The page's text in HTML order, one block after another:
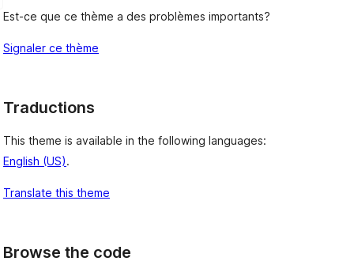
Est-ce que ce thème a des problèmes importants?
Signaler ce thème
Traductions
This theme is available in the following languages:
English (US).
Translate this theme
Browse the code